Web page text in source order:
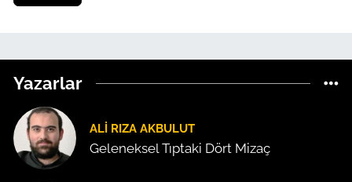
Yazarlar
ALI RIZA AKBULUT
Geleneksel Tıptaki Dört Mizaç